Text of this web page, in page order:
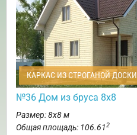
КАРКАС ИЗ СТРОГАНОЙ ДОСКИ
№36 Дом из бруса 8х8
Размер: 8х8 м
Общая площадь: 106.612